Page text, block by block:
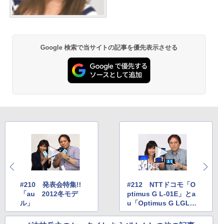
Google 検索で当サイトの記事を優先表示させる
#210 発表会特集!!
「au 2012冬モデ
ル」
#212 NTTドコモ「O
ptimus G L-01E」とa
u「Optimus G LGL2
1」を紹介！